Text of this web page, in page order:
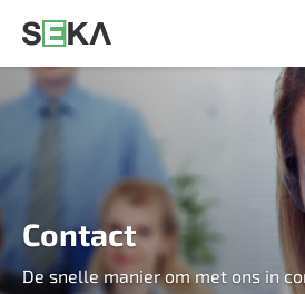
Contact
De snelle manier om met ons in